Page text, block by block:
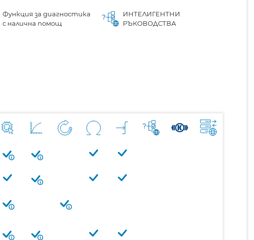
Функция за диагностика
с налична помощ
ИНТЕЛИГЕНТНИ
РЪКОВОДСТВА